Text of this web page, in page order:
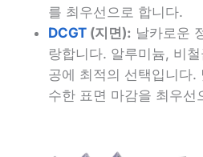
를 최우선으로 합니다.
DCGT (지면): 날카로운
랑합니다. 알루미늄, 비
공에 최적의 선택입니다.
수한 표면 마감을 최우선